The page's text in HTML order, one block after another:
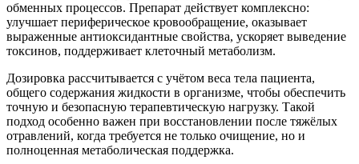
обменных процессов. Препарат действует комплексно:
улучшает периферическое кровообращение, оказывает
выраженные антиоксидантные свойства, ускоряет выведение
токсинов, поддерживает клеточный метаболизм.
Дозировка рассчитывается с учётом веса тела пациента,
общего содержания жидкости в организме, чтобы обеспечить
точную и безопасную терапевтическую нагрузку. Такой
подход особенно важен при восстановлении после тяжёлых
отравлений, когда требуется не только очищение, но и
полноценная метаболическая поддержка.